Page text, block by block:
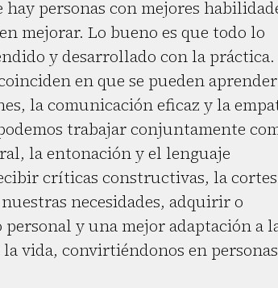
personas con mejores
mejorar. Lo bueno es que todo lo
y desarrollado con la práctica.
en que se pueden aprender
la comunicación eficaz y la
trabajar conjuntamente
la entonación y el lenguaje
críticas constructivas, la
necesidades, adquirir o
y una mejor adaptación a
vida, convirtiéndonos en personas